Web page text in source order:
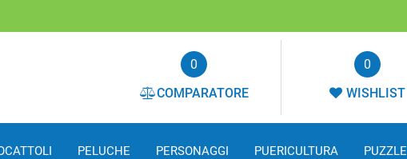
0
COMPARATORE
0
WISHLIST
PELUCHE PERSONAGGI PUERICULTURA PUZZLE